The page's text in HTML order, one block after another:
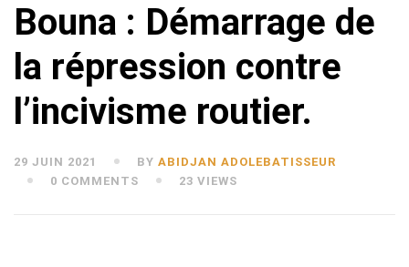
Bouna : Démarrage de
la répression contre
l’incivisme routier.
29 JUIN 2021 BY ABIDJAN ADOLEBATISSEUR
0 COMMENTS
23 VIEWS